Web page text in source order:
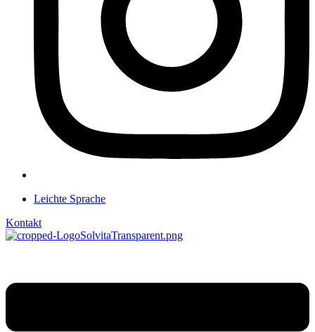
Leichte Sprache
Kontakt